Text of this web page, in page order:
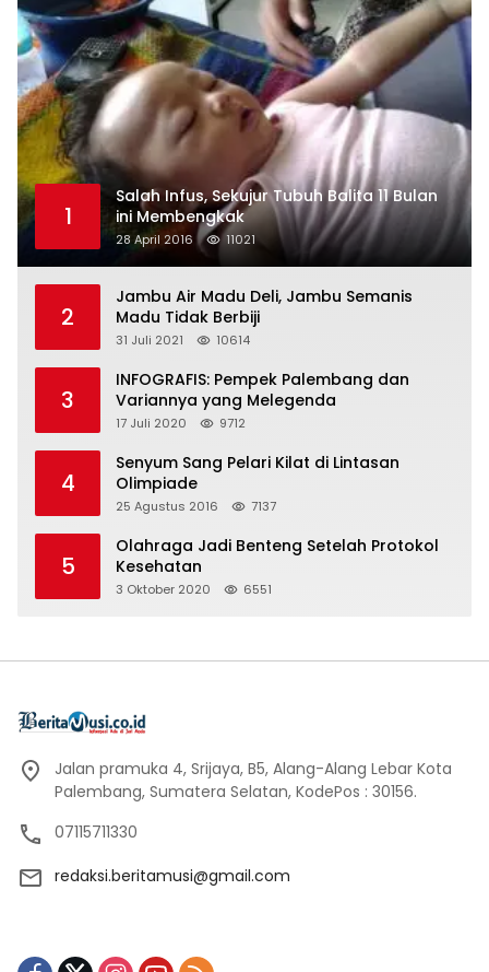
1
Salah Infus, Sekujur Tubuh Balita 11 Bulan
ini Membengkak
28 April 2016 11021
2
Jambu Air Madu Deli, Jambu Semanis
Madu Tidak Berbiji
31 Juli 2021 10614
3
INFOGRAFIS: Pempek Palembang dan
Variannya yang Melegenda
17 Juli 2020 9712
4
Senyum Sang Pelari Kilat di Lintasan
Olimpiade
25 Agustus 2016 7137
5
Olahraga Jadi Benteng Setelah Protokol
Kesehatan
3 Oktober 2020 6551
Jalan pramuka 4, Srijaya, B5, Alang-Alang Lebar Kota
Palembang, Sumatera Selatan, KodePos : 30156.
07115711330
redaksi.beritamusi@gmail.com